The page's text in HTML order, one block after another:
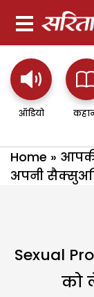
ऑडियो
Home »
अपनी
Sexual
को